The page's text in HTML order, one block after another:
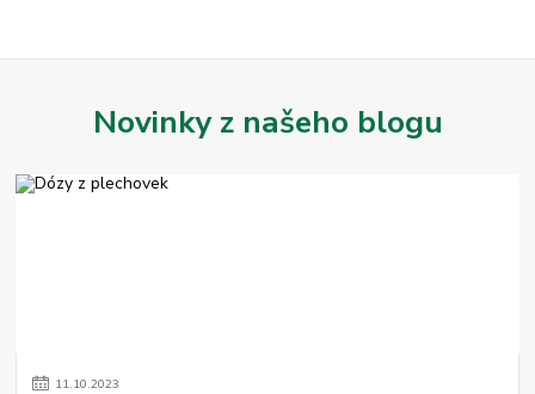
Novinky z našeho blogu
11.10.2023